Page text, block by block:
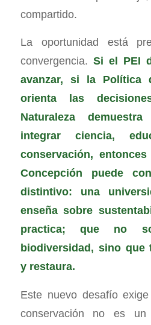
compartido.
La oportunidad está
convergencia. Si el PEI
avanzar, si la Política
orienta las
Naturaleza
integrar ciencia,
conservación,
Concepción puede
distintivo: una
enseña sobre
practica; que no
biodiversidad, sino que
y restaura.
Este nuevo desafío
conservación no es